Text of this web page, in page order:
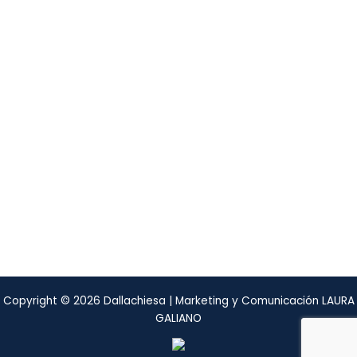
Copyright © 2026 Dallachiesa | Marketing y Comunicación LAURA
GALIANO